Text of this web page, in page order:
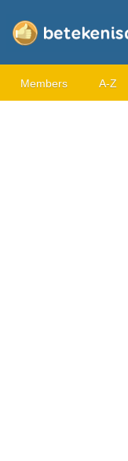
Members A-Z